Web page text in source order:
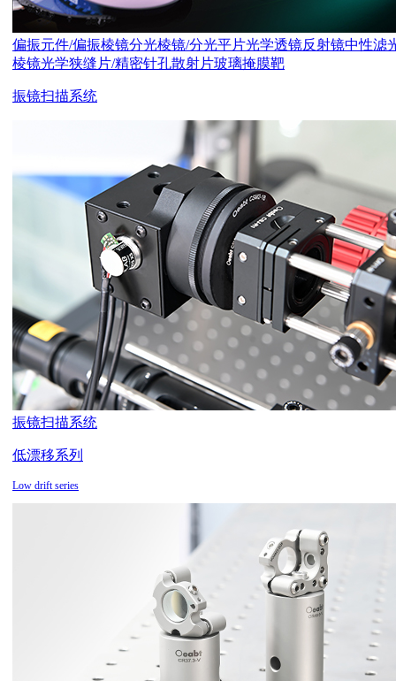
偏振元件/偏振棱镜分光棱镜/分光平片光学透镜反射镜中性滤
棱镜光学狭缝片/精密针孔散射片玻璃掩膜靶
振镜扫描系统
振镜扫描系统
低漂移系列
Low drift series